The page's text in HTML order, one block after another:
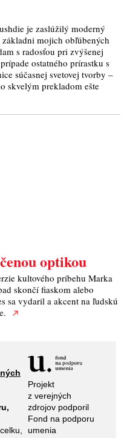
je zaslúžilý moderný
mojich obľúbených
s radosťou pri zvýšenej
ostatného prírastku s
súčasnej svetovej tvorby –
skvelým prekladom ešte
optikou
kultového príbehu Marka
skončí fiaskom alebo
sa vydaril a akcent na ľudskú
Projekt
z verejných
zdrojov podporil
Fond na podporu
umenia